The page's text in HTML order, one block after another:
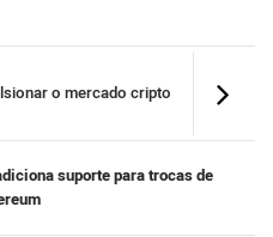
o mercado cripto
suporte para trocas de